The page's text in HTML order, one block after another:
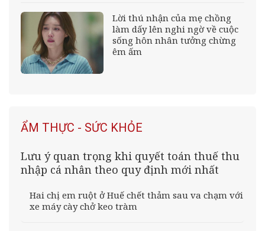
Lời thú nhận của mẹ chồng
làm dấy lên nghi ngờ về cuộc
sống hôn nhân tưởng chừng
êm ấm
ẨM THỰC - SỨC KHỎE
Lưu ý quan trọng khi quyết toán thuế thu
nhập cá nhân theo quy định mới nhất
Hai chị em ruột ở Huế chết thảm sau va chạm với
xe máy cày chở keo tràm